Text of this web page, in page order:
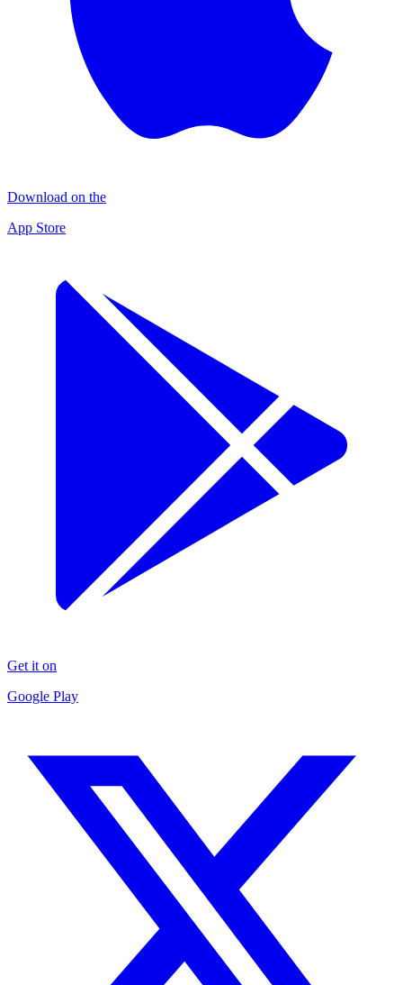
Download on the
App Store
Get it on
Google Play